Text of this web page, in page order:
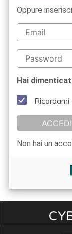
Oppure
Hai
Ricordami
Non hai un